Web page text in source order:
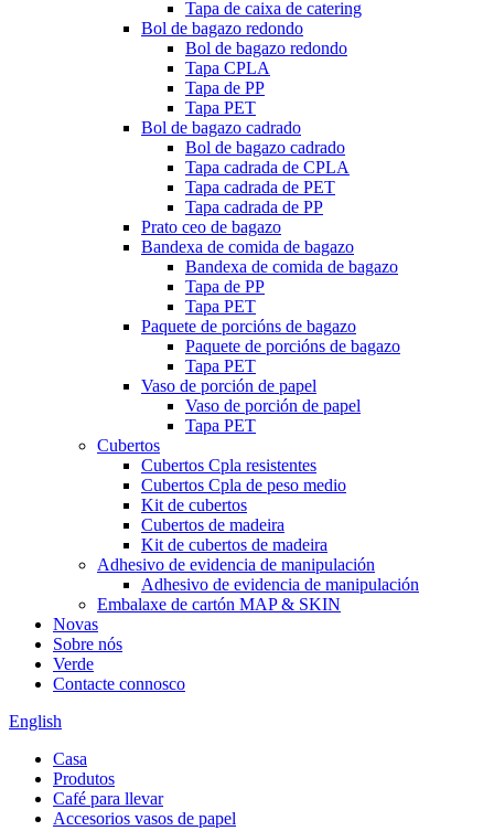
Tapa de caixa de catering
Bol de bagazo redondo
Bol de bagazo redondo
Tapa CPLA
Tapa de PP
Tapa PET
Bol de bagazo cadrado
Bol de bagazo cadrado
Tapa cadrada de CPLA
Tapa cadrada de PET
Tapa cadrada de PP
Prato ceo de bagazo
Bandexa de comida de bagazo
Bandexa de comida de bagazo
Tapa de PP
Tapa PET
Paquete de porcións de bagazo
Paquete de porcións de bagazo
Tapa PET
Vaso de porción de papel
Vaso de porción de papel
Tapa PET
Cubertos
Cubertos Cpla resistentes
Cubertos Cpla de peso medio
Kit de cubertos
Cubertos de madeira
Kit de cubertos de madeira
Adhesivo de evidencia de manipulación
Adhesivo de evidencia de manipulación
Embalaxe de cartón MAP & SKIN
Novas
Sobre nós
Verde
Contacte connosco
English
Casa
Produtos
Café para llevar
Accesorios vasos de papel